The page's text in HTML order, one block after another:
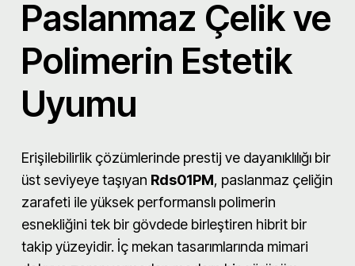
Paslanmaz Çelik ve
Polimerin Estetik
Uyumu
Erişilebilirlik çözümlerinde prestij ve dayanıklılığı bir
üst seviyeye taşıyan Rds01PM, paslanmaz çeliğin
zarafeti ile yüksek performanslı polimerin
esnekliğini tek bir gövdede birleştiren hibrit bir
takip yüzeyidir. İç mekan tasarımlarında mimari